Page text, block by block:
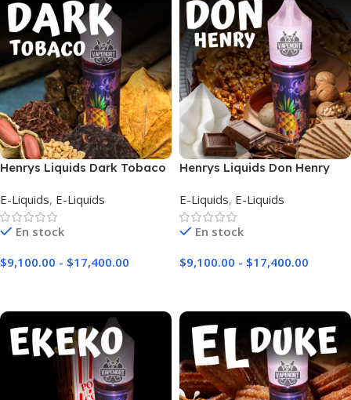
Henrys Liquids Dark Tobaco
E-Liquids, E-Liquids
En stock
$9,100.00 - $17,400.00
Henrys Liquids Don Henry
E-Liquids, E-Liquids
En stock
$9,100.00 - $17,400.00